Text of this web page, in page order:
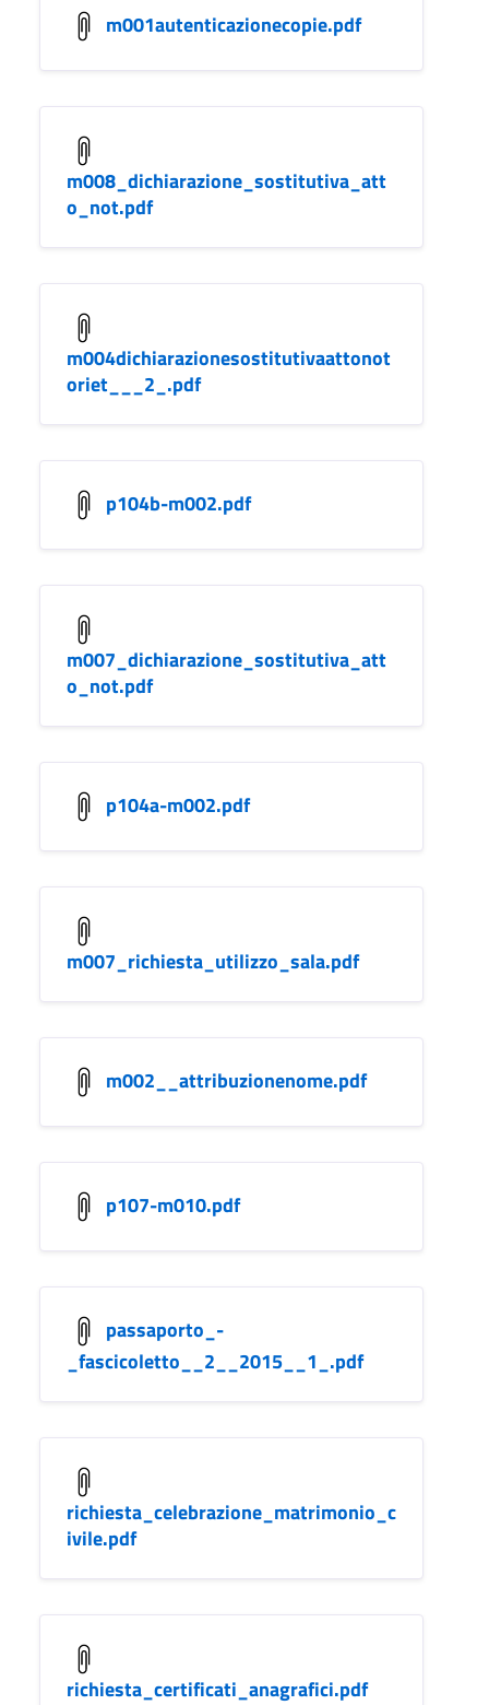
m001autenticazionecopie.pdf
m008_dichiarazione_sostitutiva_att
o_not.pdf
m004dichiarazionesostitutivaattonot
oriet___2_.pdf
p104b-m002.pdf
m007_dichiarazione_sostitutiva_att
o_not.pdf
p104a-m002.pdf
m007_richiesta_utilizzo_sala.pdf
m002__attribuzionenome.pdf
p107-m010.pdf
passaporto_-
_fascicoletto__2__2015__1_.pdf
richiesta_celebrazione_matrimonio_c
ivile.pdf
richiesta_certificati_anagrafici.pdf